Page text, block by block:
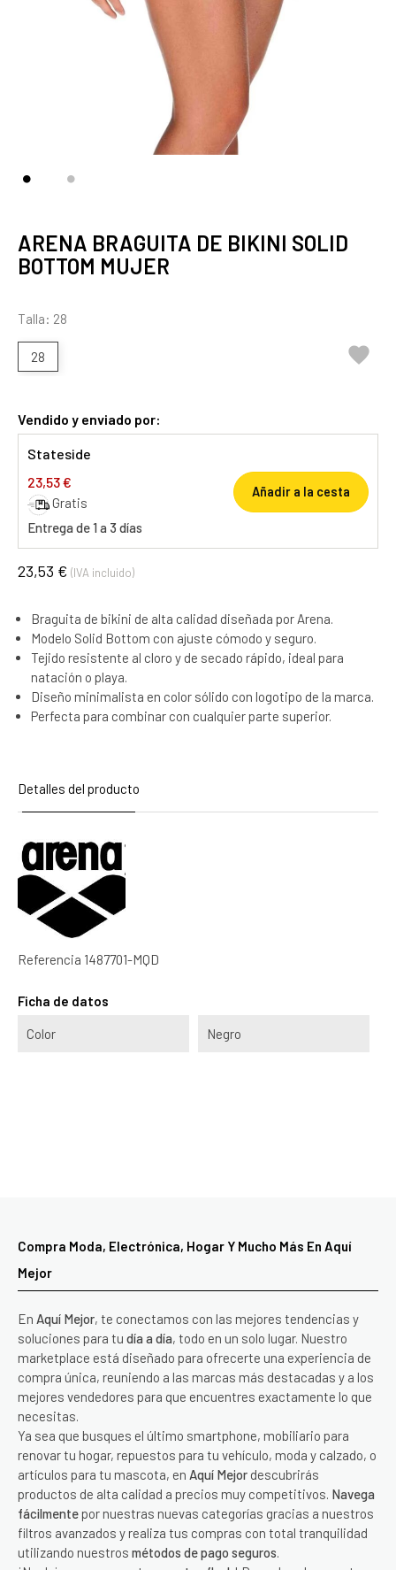
ARENA BRAGUITA DE BIKINI SOLID
BOTTOM MUJER
Talla: 28
28 
Vendido y enviado por:
Stateside
23,53 €
Gratis
Entrega de 1 a 3 días
Añadir a la cesta
23,53 € (IVA incluido)
Braguita de bikini de alta calidad diseñada por Arena.
Modelo Solid Bottom con ajuste cómodo y seguro.
Tejido resistente al cloro y de secado rápido, ideal para
natación o playa.
Diseño minimalista en color sólido con logotipo de la marca.
Perfecta para combinar con cualquier parte superior.
Detalles del producto
Referencia 1487701-MQD
Ficha de datos
Color Negro
Compra Moda, Electrónica, Hogar Y Mucho Más En Aquí
Mejor
En Aquí Mejor, te conectamos con las mejores tendencias y
soluciones para tu día a día, todo en un solo lugar. Nuestro
marketplace está diseñado para ofrecerte una experiencia de
compra única, reuniendo a las marcas más destacadas y a los
mejores vendedores para que encuentres exactamente lo que
necesitas.
Ya sea que busques el último smartphone, mobiliario para
renovar tu hogar, repuestos para tu vehículo, moda y calzado, o
artículos para tu mascota, en Aquí Mejor descubrirás
productos de alta calidad a precios muy competitivos. Navega
fácilmente por nuestras nuevas categorías gracias a nuestros
filtros avanzados y realiza tus compras con total tranquilidad
utilizando nuestros métodos de pago seguros.